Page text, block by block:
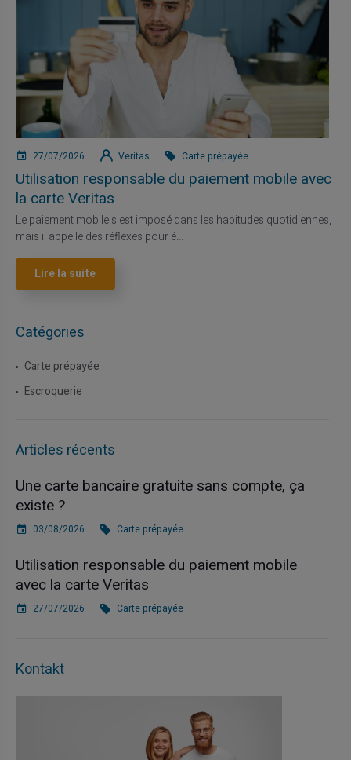
27/07/2026 Veritas Carte prépayée
Utilisation responsable du paiement mobile avec
la carte Veritas
Le paiement mobile s'est imposé dans les habitudes quotidiennes,
mais il appelle des réflexes pour é...
Lire la suite
Catégories
Carte prépayée
Escroquerie
Articles récents
Une carte bancaire gratuite sans compte, ça
existe ?
03/08/2026 Carte prépayée
Utilisation responsable du paiement mobile
avec la carte Veritas
27/07/2026 Carte prépayée
Kontakt